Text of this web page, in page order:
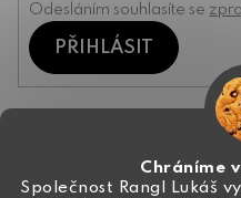
Chráníme
Společnost Rangl Lukáš
Odesláním souhlasíte se
PŘIHLÁSIT